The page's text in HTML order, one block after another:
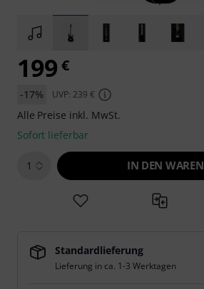
199 €
-17% UVP: 239 €
Alle Preise inkl. MwSt.
Sofort lieferbar
1 IN DEN
Standardlieferung
Lieferung in ca. 1-3 Werktagen